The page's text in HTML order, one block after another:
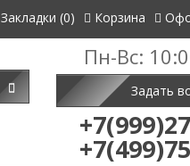
Закладки (0) Корзина
Пн-Вс:
Задать